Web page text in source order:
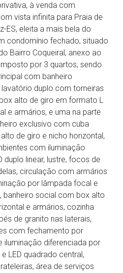
à venda com
vista infinita para Praia de
ES, eleita a mais bela do
condomínio fechado, situado
Bairro Coqueiral, anexo ao
por 3 quartos, sendo
com banheiro
duplo com torneiras
alto de giro em formato L
e armários, e uma na parte
exclusivo com cuba
de giro e nicho horizontal,
com iluminação
duplo linear, lustre, focos de
circulação com armários
por lâmpada focal e
banheiro social com box alto
e armários, cozinha
de granito nas laterais,
com fechamento por
iluminação diferenciada por
LED quadrado central,
área de serviços